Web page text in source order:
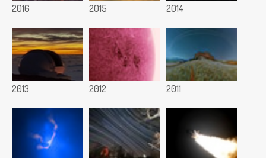
2016 2015 2014
2013 2012 2011